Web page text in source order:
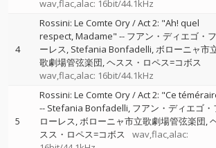
wav,flac,alac: 16bit/44.1kHz
4
Rossini: Le Comte Ory / Act 2: "Ah! quel
respect, Madame" -- フアン・ディエゴ・
ーレス Stefania Bonfadelli ボローニャ市
歌劇場管弦楽団 ヘスス・ロペス=コボス
wav,flac,alac: 16bit/44.1kHz
5
Rossini: Le Comte Ory / Act 2: "Ce
-- Stefania Bonfadelli フアン・ディエゴ・
ローレス ボローニャ市立歌劇場管弦楽団
スス・ロペス=コボス
wav,flac,alac: